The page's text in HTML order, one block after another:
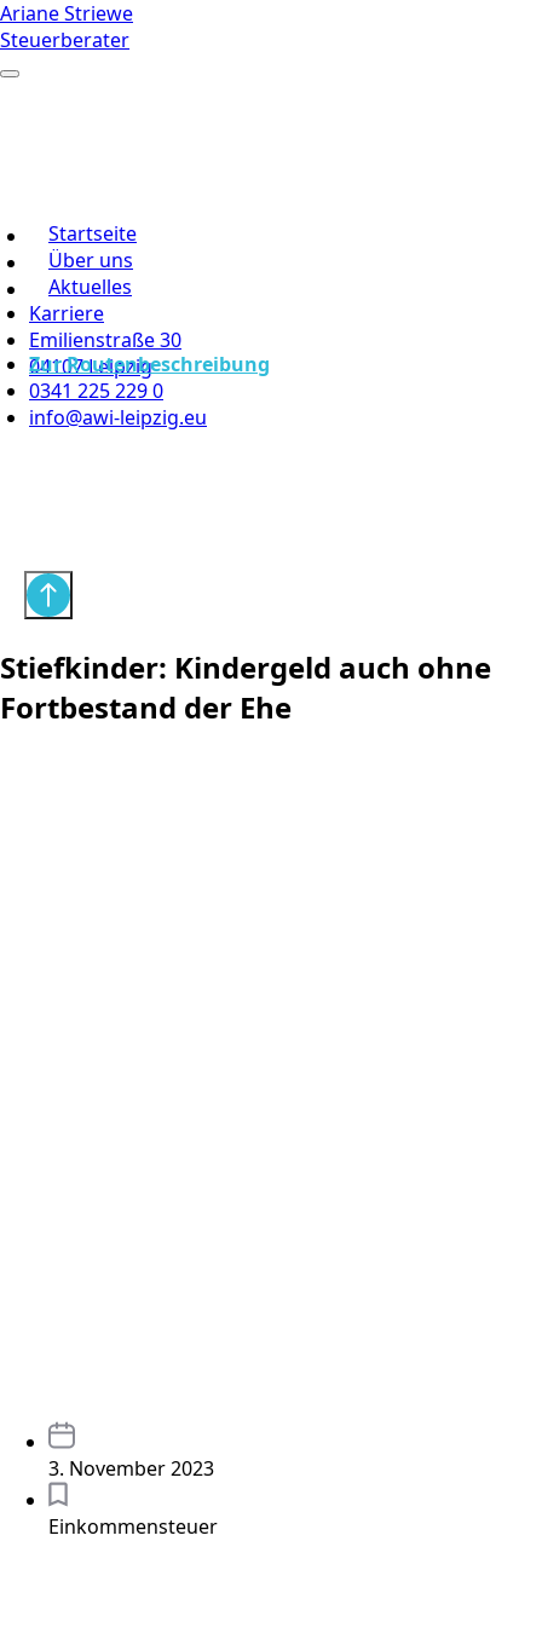
Ariane Striewe
Steuerberater
Startseite
Über uns
Aktuelles
Karriere
Emilienstraße 30
04107 Leipzig
Zur Routenbeschreibung
0341 225 229 0
info@awi-leipzig.eu
Stiefkinder: Kindergeld auch ohne
Fortbestand der Ehe
3. November 2023
Einkommensteuer